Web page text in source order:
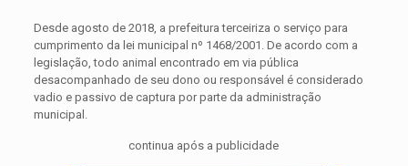
Desde agosto de 2018, a prefeitura terceiriza o serviço para
cumprimento da lei municipal nº 1468/2001. De acordo com a
legislação, todo animal encontrado em via pública
desacompanhado de seu dono ou responsável é considerado
vadio e passivo de captura por parte da administração
municipal.
continua após a publicidade